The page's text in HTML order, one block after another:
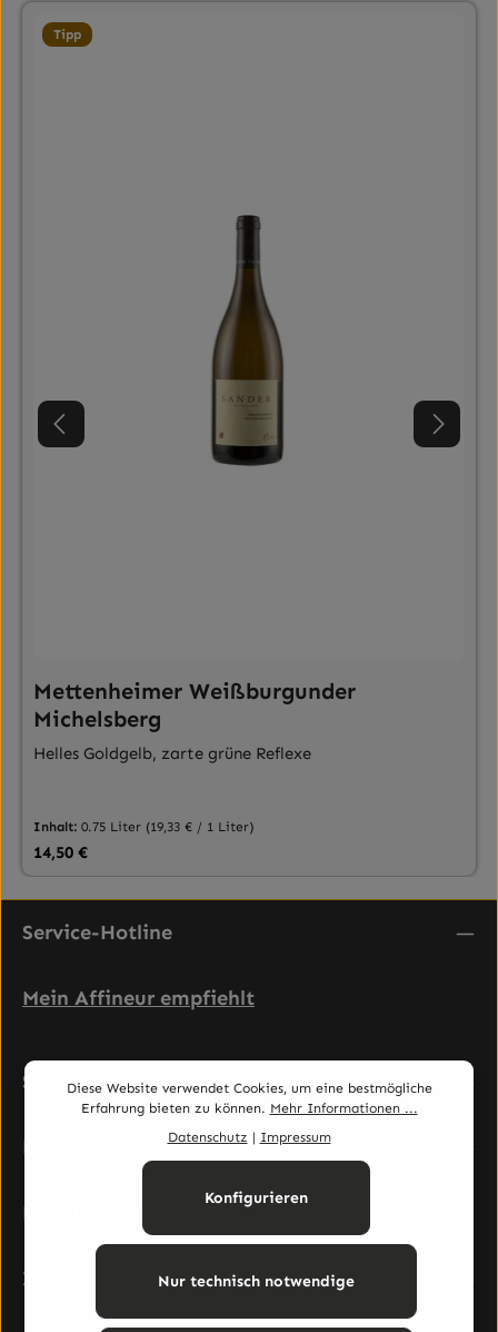
Tipp
Mettenheimer Weißburgunder
Michelsberg
Helles Goldgelb, zarte grüne Reflexe
Inhalt:0.75 Liter (19,33 € / 1 Liter)
Regulärer Preis:
14,50 €
Service-Hotline
Mein Affineur empfiehlt
Service & Informationen
Rechtliches
Newsletter abonnieren
Zahlungsarten
Diese Website verwendet Cookies, um eine bestmögliche
Erfahrung bieten zu können. Mehr Informationen ...
Datenschutz | Impressum
Nur technisch notwendige
Konfigurieren